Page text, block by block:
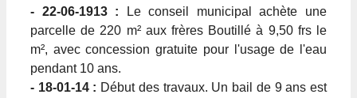
- 22-06-1913 : Le conseil municipal achète une
parcelle de 220 m² aux frères Boutillé à 9,50 frs le
m², avec concession gratuite pour l'usage de l'eau
pendant 10 ans.
- 18-01-14 : Début des travaux. Un bail de 9 ans est